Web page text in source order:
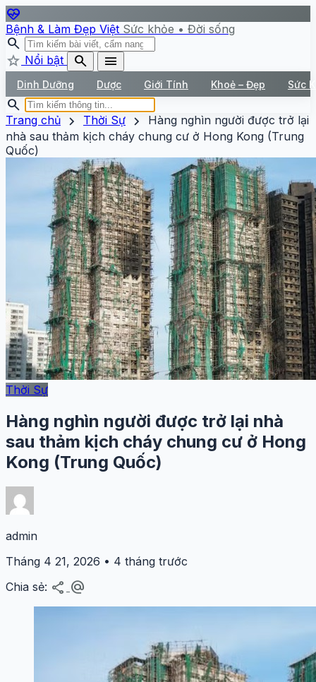
ecg_heart
Bệnh & Làm Đẹp Việt Sức khỏe • Đời sống
search
star Nổi bật search menu
Dinh Dưỡng Dược Giới Tính Khoẻ – Đẹp Sức
search
Trang chủ chevron_right Thời Sự chevron_right
Hàng nghìn người được trở lại
nhà sau thảm kịch cháy chung cư ở Hong Kong (Trung
Quốc)
Thời Sự
Hàng nghìn người được trở lại nhà
sau thảm kịch cháy chung cư ở Hong
Kong (Trung Quốc)
admin
Tháng 4 21, 2026 • 4 tháng trước
Chia sẻ: share alternate_email